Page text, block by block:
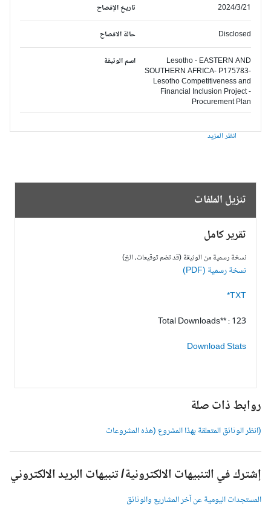
تاريخ الإفصاح 2024/3/21
حالة الافصاح Disclosed
اسم الوثيقة
Lesotho - EASTERN AND
SOUTHERN AFRICA- P175783-
Lesotho Competitiveness and
Financial Inclusion Project -
Procurement Plan
انظر المزيد
تنزيل الملفات
تقرير كامل
نسخة رسمية من الوثيقة (قد تضم توقيعات، الخ)
نسخة رسمية (PDF)
TXT*
Total Downloads** : 123
Download Stats
روابط ذات صلة
(انظر الوثائق المتعلقة بهذا المشروع (هذه المشروعات
إشترك في التنبيهات الالكترونية/ تنبيهات البريد الالكتروني
المستجدات اليومية عن آخر المشاريع والوثائق